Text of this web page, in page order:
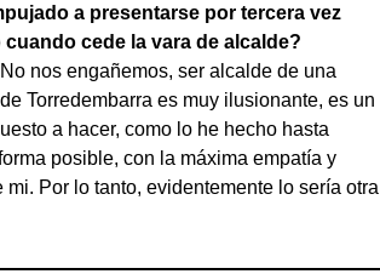
a presentarse por tercera vez
cede la vara de alcalde?
nos engañemos, ser alcalde de una
Torredembarra es muy ilusionante, es un
a hacer, como lo he hecho hasta
posible, con la máxima empatía y
mi. Por lo tanto, evidentemente lo sería otra